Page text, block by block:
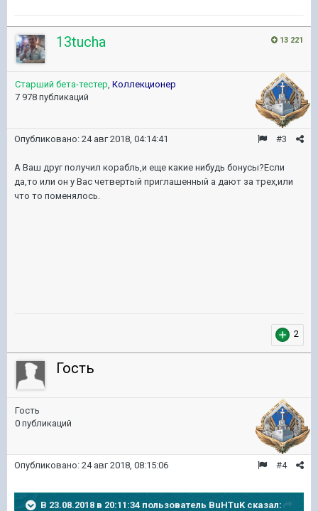
13 221
13tucha
Старший бета-тестер Коллекционер
7 978 публикаций
#3
Опубликовано: 24 авг 2018, 04:14:41
А Ваш друг получил корабль,и еще какие нибудь бонусы?Если
да,то или он у Вас четвертый приглашенный а дают за трех,или
что то поменялось.
2
Гость
Гость
0 публикаций
#4
Опубликовано: 24 авг 2018, 08:15:06
В 23.08.2018 в 20:11:34 пользователь BuHTuK сказал: